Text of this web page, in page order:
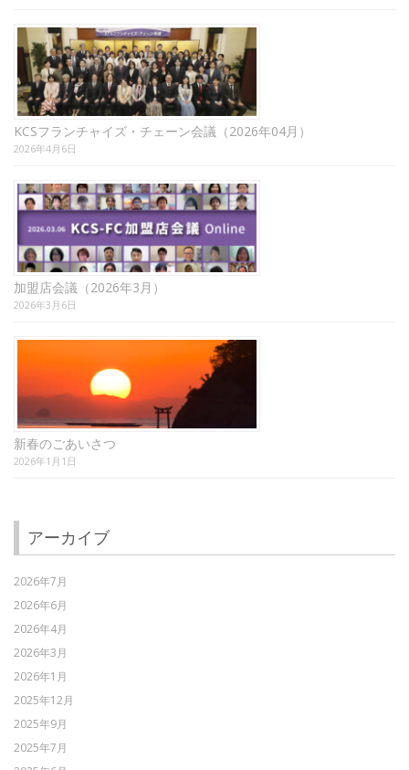
KCSフランチャイズ・チェーン会議（2026年04月）
2026年4月6日
加盟店会議（2026年3月）
2026年3月6日
新春のごあいさつ
2026年1月1日
アーカイブ
2026年7月
2026年6月
2026年4月
2026年3月
2026年1月
2025年12月
2025年9月
2025年7月